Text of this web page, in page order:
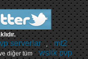
serverlar ,
mt2
diğer tüm
wslik pvp